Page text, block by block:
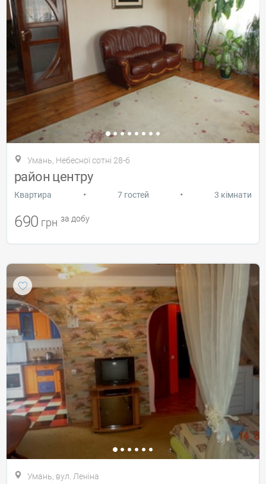
Умань, Небесної сотні 28-б
район центру
Квартира • 7 гостей • 3 кімнати
690 грн за добу
Умань, вул. Леніна